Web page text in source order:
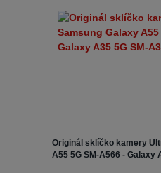
Originál sklíčko kamery
A55 5G SM-A566 - Galaxy